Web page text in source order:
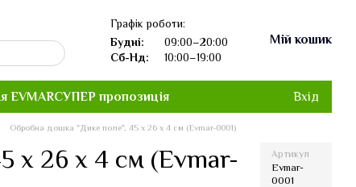
Графік роботи:
Будні:
09:00–20:00
Сб-Нд:
10:00–19:00
Мій кошик
EVMARСУПЕР пропозиція Вхід
Обробна дошка "Дике поле", 45 х 26 х 4 см (Evmar-0001)
х 26 х 4 см (Evmar-
Артикул
Evmar-
0001